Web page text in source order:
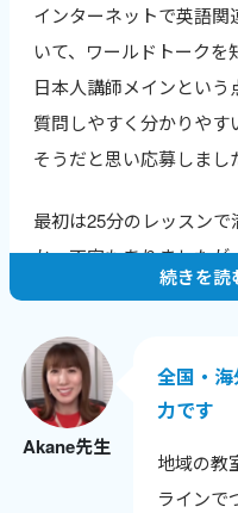
います。
純粋に生
しいです
います。
自分の英
ので、さ
インターネットで英語関
いて、ワールドトークを
日本人講師メインという
質問しやすく分かりやす
そうだと思い応募しまし
最初は25分のレッスンで
か、不安もありましたが
ュースやトレンドに敏感
色んな年齢や背景の生
が嬉しく、英語だけでな
いです。
生徒さんから「知りた
続きを読
Akane先生
全国・
力です
地域の教
ラインで